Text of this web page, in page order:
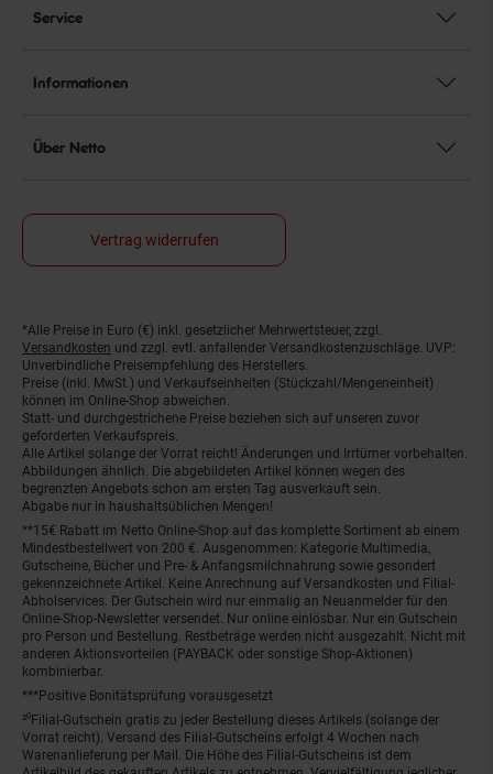
Service
Informationen
Über Netto
Vertrag widerrufen
Fußnoten
*Alle Preise in Euro (€) inkl. gesetzlicher Mehrwertsteuer, zzgl.
Versandkosten und zzgl. evtl. anfallender Versandkostenzuschläge. UVP:
Unverbindliche Preisempfehlung des Herstellers.
Preise (inkl. MwSt.) und Verkaufseinheiten (Stückzahl/Mengeneinheit)
können im Online-Shop abweichen.
Statt- und durchgestrichene Preise beziehen sich auf unseren zuvor
geforderten Verkaufspreis.
Alle Artikel solange der Vorrat reicht! Änderungen und Irrtümer vorbehalten.
Abbildungen ähnlich. Die abgebildeten Artikel können wegen des
begrenzten Angebots schon am ersten Tag ausverkauft sein.
Abgabe nur in haushaltsüblichen Mengen!
**15€ Rabatt im Netto Online-Shop auf das komplette Sortiment ab einem
Mindestbestellwert von 200 €. Ausgenommen: Kategorie Multimedia,
Gutscheine, Bücher und Pre- & Anfangsmilchnahrung sowie gesondert
gekennzeichnete Artikel. Keine Anrechnung auf Versandkosten und Filial-
Abholservices. Der Gutschein wird nur einmalig an Neuanmelder für den
Online-Shop-Newsletter versendet. Nur online einlösbar. Nur ein Gutschein
pro Person und Bestellung. Restbeträge werden nicht ausgezahlt. Nicht mit
anderen Aktionsvorteilen (PAYBACK oder sonstige Shop-Aktionen)
kombinierbar.
***Positive Bonitätsprüfung vorausgesetzt
²⁰Filial-Gutschein gratis zu jeder Bestellung dieses Artikels (solange der
Vorrat reicht). Versand des Filial-Gutscheins erfolgt 4 Wochen nach
Warenanlieferung per Mail. Die Höhe des Filial-Gutscheins ist dem